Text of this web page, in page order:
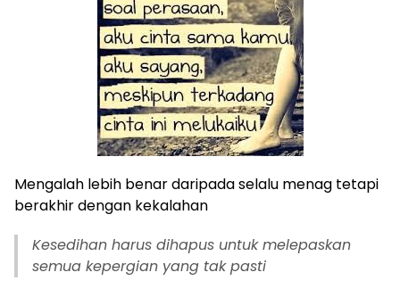
Mengalah lebih benar daripada selalu menag tetapi
berakhir dengan kekalahan
Kesedihan harus dihapus untuk melepaskan
semua kepergian yang tak pasti